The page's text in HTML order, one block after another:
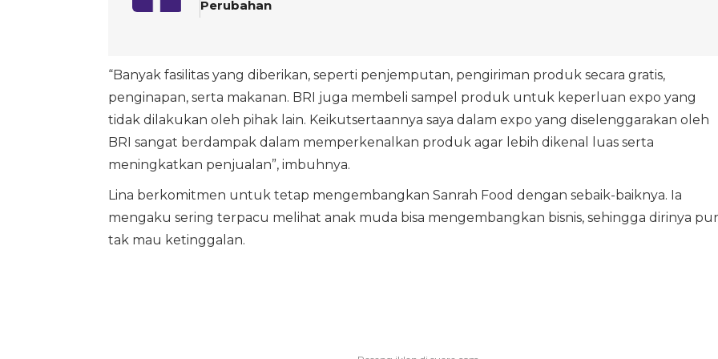
Perubahan
“Banyak fasilitas yang diberikan, seperti penjemputan, pengiriman produk secara gratis,
penginapan, serta makanan. BRI juga membeli sampel produk untuk keperluan expo yang
tidak dilakukan oleh pihak lain. Keikutsertaannya saya dalam expo yang diselenggarakan oleh
BRI sangat berdampak dalam memperkenalkan produk agar lebih dikenal luas serta
meningkatkan penjualan”, imbuhnya.
Lina berkomitmen untuk tetap mengembangkan Sanrah Food dengan sebaik-baiknya. Ia
mengaku sering terpacu melihat anak muda bisa mengembangkan bisnis, sehingga dirinya
tak mau ketinggalan.